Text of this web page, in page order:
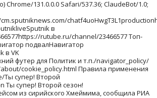
'adfox_149788621877875597', params: { pp: 'kpv', ps: 'cmwc', p2: 'flng', puid1: '' } }); </script> <!--AdFox START--> <!--riaru--> <!--Площадка: orbita-sputnik.ru / * / *--> <!--Тип баннера: 300x--> <!--Расположение: 55006_bn6--> <div id="adfox_149760920670438387"></div> <script> window.Ya.adfoxCode.create({ ownerId: 249922, containerId: 'adfox_149760920670438387', params: { pp: 'kpl', ps: 'cmwc', p2: 'flng', puid1: '' } }); </script> <br> <!--AdFox START--> <!--riaru--> <!--Площадка: orbita-sputnik.ru / * / *--> <!--Тип баннера: 300x--> <!--Расположение: 55009_bn9--> <div id="adfox_149788629099157512"></div> <script> window.Ya.adfoxCode.create({ ownerId: 249922, containerId: 'adfox_149788629099157512', params: { pp: 'kpw', ps: 'cmwc', p2: 'flng', puid1: '' } }); </script> sputnik_ososhttps://sputnik-ossetia.ruhttps://cdnn1.img.sputnik-ossetia.ru/img/07ea/08/06/40410121_0:120:1280:840_405x0_80_0_0_4723643b88279fad5713565dc0ac5da3.jpg1b43f86c18dedb83a2af7e1157984c83/20260806/grantovaya-programma-dlya-yuzhnoy-osetii-na-100-mln-startuet-1-sentyabrya-40410914.htmlГрантовая программа для Южной Осетии на 100 млн рублей стартует 1 сентябряgrantovaja-programma-dlja-juzhnojj-osetii-na-100-mln-rublejj-startuet-1-sentjabrjagrantovaya-programma-dlya-yuzhnoy-osetii-na-100-mln-startuet-1-sentyabryafalsefalse0false0/20260806/grantovaya-programma-dlya-yuzhnoy-osetii-na-100-mln-startuet-1-sentyabrya-40410914.htmlЮжная ОсетияПоследние новости в Южной Осетии на русском сегодня/South_Ossetia/falseЮжная Осетия - последние новости сегодня - Sputnik Южная ОсетияНовостиПоследние новости часа на русском сегодня/news/falseОбщество/category_obschestvo/falseРоссия/geo_Rossija/falseСеминар в ЮОГУСеминар ЮОГУ22rian_photoSputnik / 1Михаил АвагимовСеминар в ЮОГУ5b626507ea/08/06/40410121.jpg370910096007ea/08/06/40410121.jpg0128037458707ea/08/06/40410121.jpg320960096007ea/08/06/40410121.j